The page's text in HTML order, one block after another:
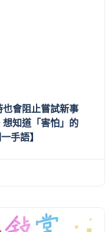
會阻止嘗試新事
知道「害怕」的
手語】